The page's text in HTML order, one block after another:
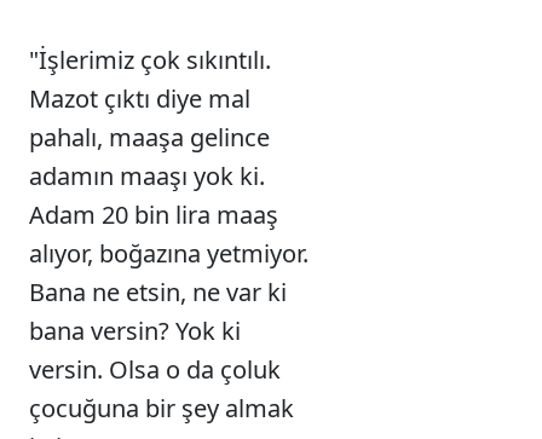
"İşlerimiz çok sıkıntılı.
Mazot çıktı diye mal
pahalı, maaşa gelince
adamın maaşı yok ki.
Adam 20 bin lira maaş
alıyor, boğazına yetmiyor.
Bana ne etsin, ne var ki
bana versin? Yok ki
versin. Olsa o da çoluk
çocuğuna bir şey almak